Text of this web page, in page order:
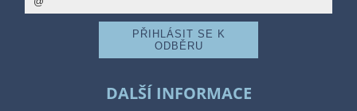
DALŠÍ INFORMACE